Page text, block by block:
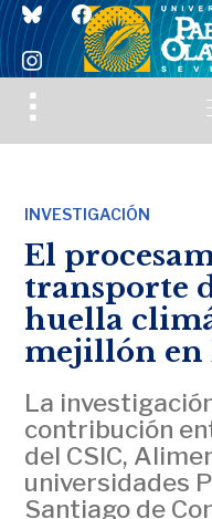
blueskyfacebook
instagram
Toggle
sidebar
INVESTIGACIÓN
El
transporte
huella
mejillón en
La
contribución
del CSIC,
universidades
Santiago de